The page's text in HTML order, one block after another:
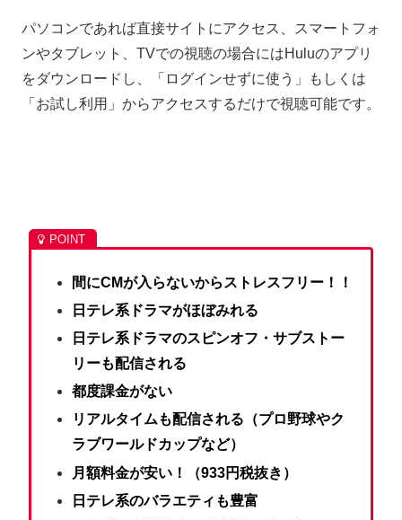
パソコンであれば直接サイトにアクセス、スマートフォ
ンやタブレット、TVでの視聴の場合にはHuluのアプリ
をダウンロードし、「ログインせずに使う」もしくは
「お試し利用」からアクセスするだけで視聴可能です。
間にCMが入らないからストレスフリー！！
日テレ系ドラマがほぼみれる
日テレ系ドラマのスピンオフ・サブストー
リーも配信される
都度課金がない
リアルタイムも配信される（プロ野球やク
ラブワールドカップなど）
月額料金が安い！（933円税抜き）
日テレ系のバラエティも豊富